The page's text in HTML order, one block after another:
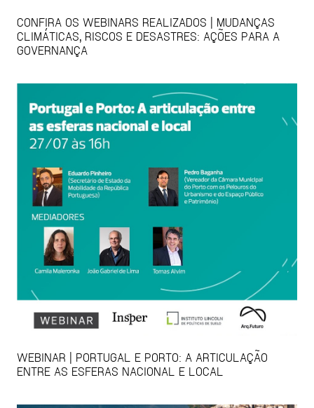
CONFIRA OS WEBINARS REALIZADOS | MUDANÇAS
CLIMÁTICAS, RISCOS E DESASTRES: AÇÕES PARA A
GOVERNANÇA
WEBINAR | PORTUGAL E PORTO: A ARTICULAÇÃO
ENTRE AS ESFERAS NACIONAL E LOCAL